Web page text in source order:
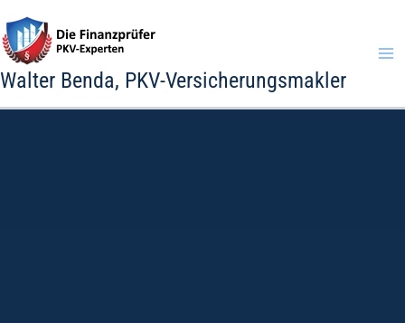
Inhalt
springen
Walter Benda, PKV-Versicherungsmakler